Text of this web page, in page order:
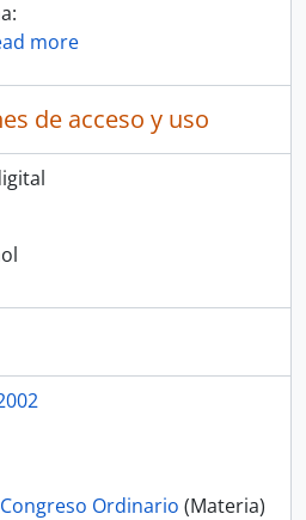
more
de acceso y uso
Ordinario (Materia)